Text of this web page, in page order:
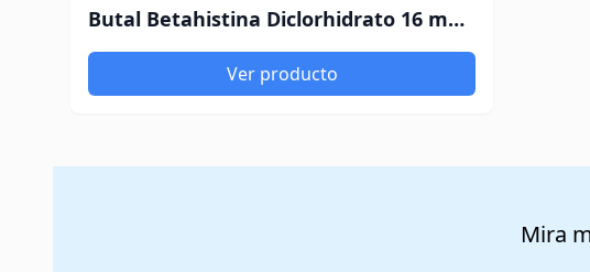
Butal Betahistina Diclorhidrato 16 mg Siegfried x 10 Tabletas
Ver producto
Mira